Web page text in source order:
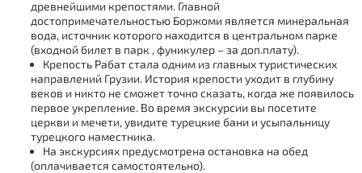
древнейшими крепостями. Главной
достопримечательностью Боржоми является минеральная
вода, источник которого находится в центральном парке
(входной билет в парк , фуникулер – за доп.плату).
Крепость Рабат стала одним из главных туристических
направлений Грузии. История крепости уходит в глубину
веков и никто не сможет точно сказать, когда же появилось
первое укрепление. Во время экскурсии вы посетите
церкви и мечети, увидите турецкие бани и усыпальницу
турецкого наместника.
На экскурсиях предусмотрена остановка на обед
(оплачивается самостоятельно).